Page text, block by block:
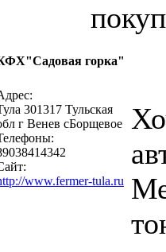
горка"
301317 Тульская
г Венев сБорщевое
www.fermer-tula.ru